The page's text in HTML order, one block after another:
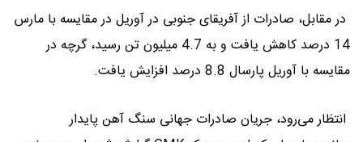
در مقابل، صادرات از آفریقای جنوبی در آوریل در مقایسه با مارس
14 درصد کاهش یافت و به 4.7 میلیون تن رسید، گرچه در
مقایسه با آوریل پارسال 8.8 درصد افزایش یافت.
انتظار می‌رود، جریان صادرات جهانی سنگ آهن پایدار